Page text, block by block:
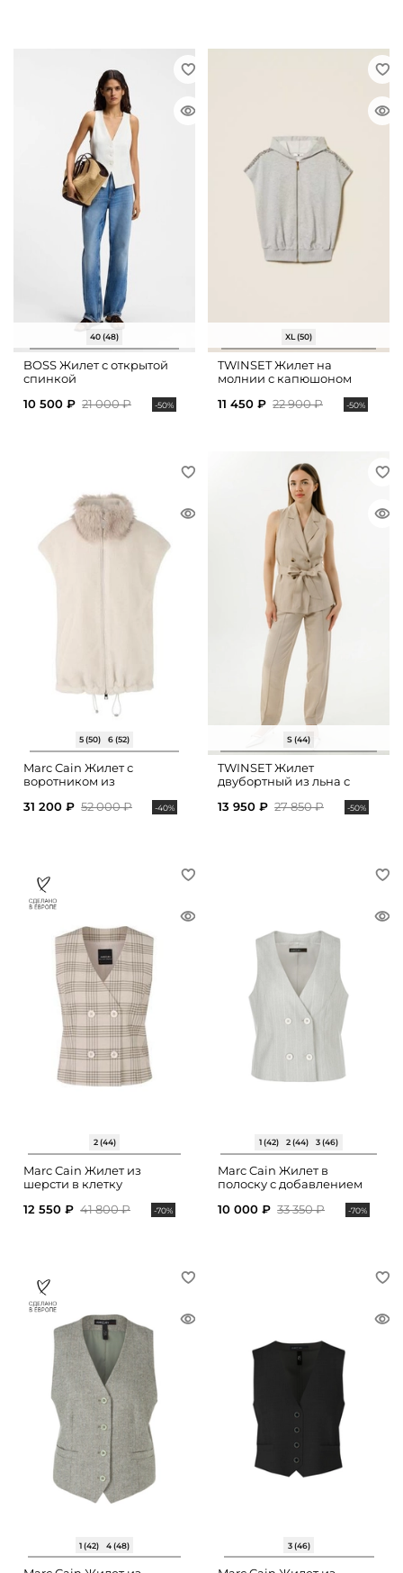
40 (48)
BOSS Жилет с открытой
спинкой
10 500 ₽ 21 000 ₽ -50%
XL (50)
TWINSET Жилет на
молнии с капюшоном
11 450 ₽ 22 900 ₽ -50%
5 (50) 6 (52)
Marc Cain Жилет с
воротником из
31 200 ₽ 52 000 ₽ -40%
S (44)
TWINSET Жилет
двубортный из льна с
13 950 ₽ 27 850 ₽ -50%
2 (44)
Marc Cain Жилет из
шерсти в клетку
12 550 ₽ 41 800 ₽ -70%
1 (42) 2 (44) 3 (46)
Marc Cain Жилет в
полоску с добавлением
10 000 ₽ 33 350 ₽ -70%
1 (42) 4 (48) 3 (46)